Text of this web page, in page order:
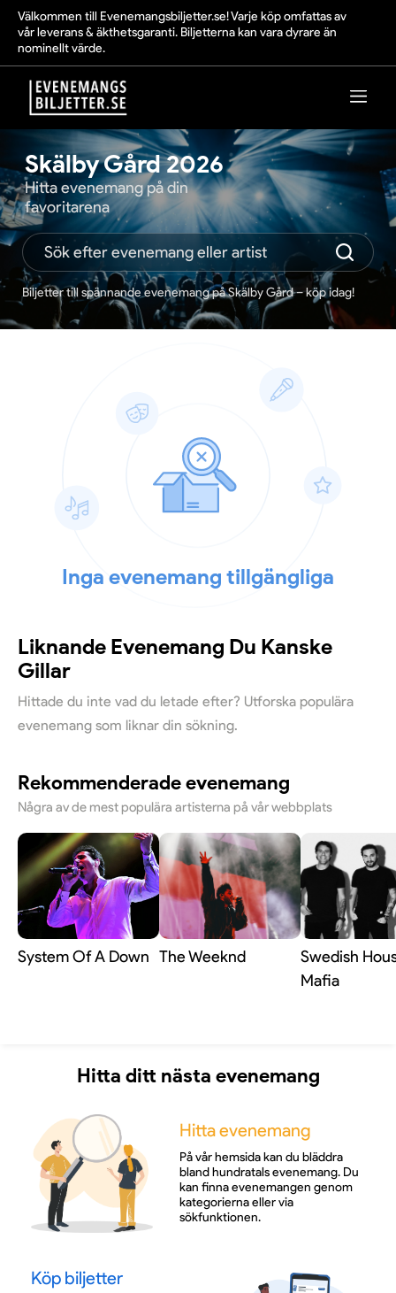
Välkommen till Evenemangsbiljetter.se! Varje köp omfattas av
vår leverans & äkthetsgaranti. Biljetterna kan vara dyrare än
nominellt värde.
Skälby Gård 2026
Hitta evenemang på din
favoritarena
Biljetter till spännande evenemang på Skälby Gård – köp idag!
Inga evenemang tillgängliga
Liknande Evenemang Du Kanske
Gillar
Hittade du inte vad du letade efter? Utforska populära
evenemang som liknar din sökning.
Rekommenderade evenemang
Några av de mest populära artisterna på vår webbplats
System Of A Down The Weeknd
Swedish
Mafia
Hitta ditt nästa evenemang
Hitta evenemang
På vår hemsida kan du bläddra
bland hundratals evenemang. Du
kan finna evenemangen genom
kategorierna eller via
sökfunktionen.
Köp biljetter